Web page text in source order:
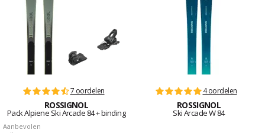
7 oordelen
ROSSIGNOL
Pack Alpiene Ski Arcade 84 + binding
Aanbevolen
4 oordelen
ROSSIGNOL
Ski Arcade W 84